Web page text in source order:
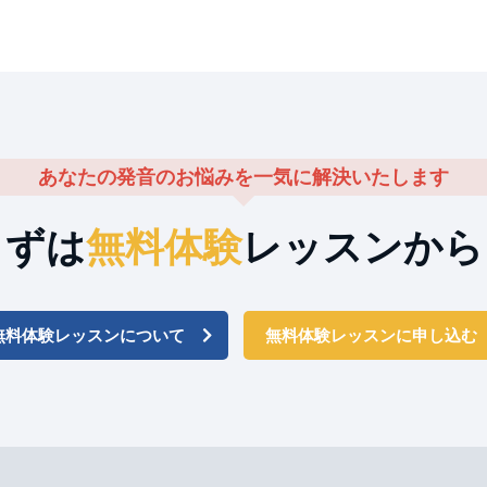
あなたの発音のお悩みを一気に解決いたします
は無料体験レッスンか
料体験レッスンについて 無料体験レッスンに申し込む